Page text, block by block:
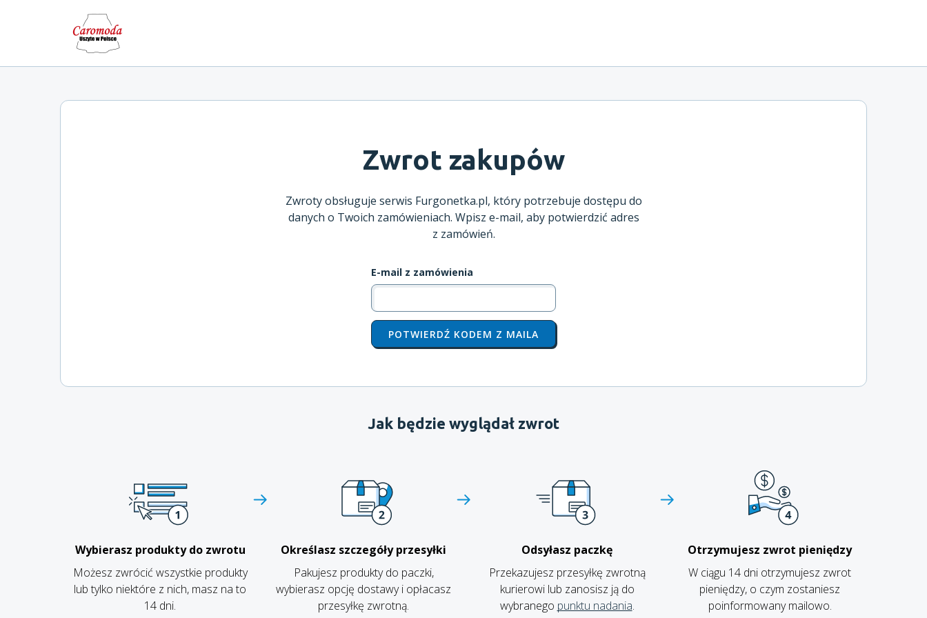
Zwrot zakupów
Zwroty obsługuje serwis Furgonetka.pl, który potrzebuje dostępu do
danych o Twoich zamówieniach. Wpisz e-mail, aby potwierdzić adres
z zamówień.
E-mail z zamówienia
POTWIERDŹ KODEM Z MAILA
Jak będzie wyglądał zwrot
Wybierasz produkty do zwrotu
Możesz zwrócić wszystkie produkty
lub tylko niektóre z nich, masz na to
14 dni.
Określasz szczegóły przesyłki
Pakujesz produkty do paczki,
wybierasz opcję dostawy i opłacasz
przesyłkę zwrotną.
Odsyłasz paczkę
Przekazujesz przesyłkę zwrotną
kurierowi lub zanosisz ją do
wybranego punktu nadania.
Otrzymujesz zwrot pieniędzy
W ciągu 14 dni otrzymujesz zwrot
pieniędzy, o czym zostaniesz
poinformowany mailowo.